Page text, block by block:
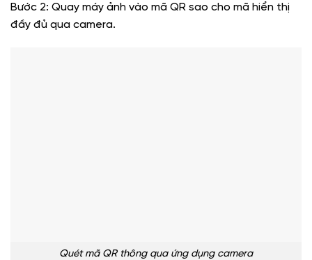
Bước 2: Quay máy ảnh vào mã QR sao cho mã hiển thị
đầy đủ qua camera.
Quét mã QR thông qua ứng dụng camera